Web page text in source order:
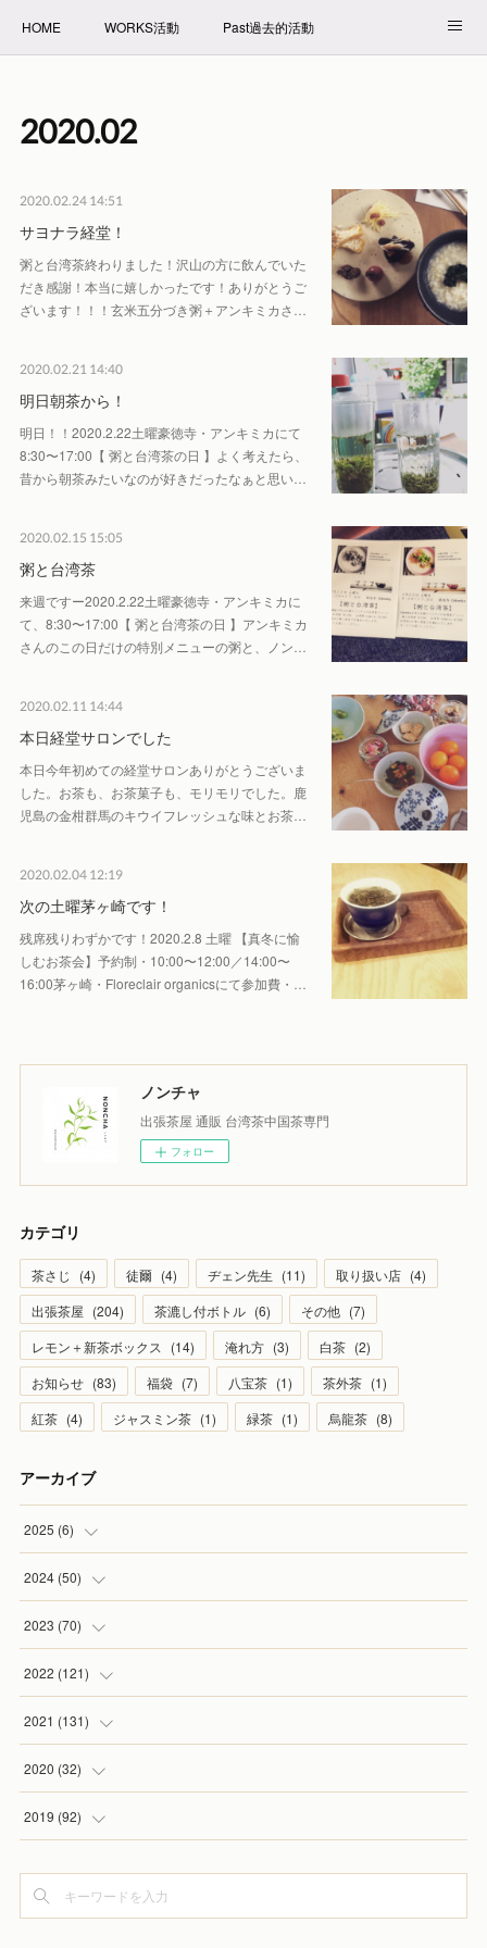
HOME WORKS活動 Past過去的活動
2020.02
2020.02.24 14:51
サヨナラ経堂！
粥と台湾茶終わりました！沢山の方に飲んでいた
だき感謝！本当に嬉しかったです！ありがとうご
ざいます！！！玄米五分づき粥＋アンキミカさ…
2020.02.21 14:40
明日朝茶から！
明日！！2020.2.22土曜豪徳寺・アンキミカにて
8:30〜17:00【 粥と台湾茶の日 】よく考えたら、
昔から朝茶みたいなのが好きだったなぁと思い…
2020.02.15 15:05
粥と台湾茶
来週ですー2020.2.22土曜豪徳寺・アンキミカに
て、8:30〜17:00【 粥と台湾茶の日 】アンキミカ
さんのこの日だけの特別メニューの粥と、ノン…
2020.02.11 14:44
本日経堂サロンでした
本日今年初めての経堂サロンありがとうございま
した。お茶も、お茶菓子も、モリモリでした。鹿
児島の金柑群馬のキウイフレッシュな味とお茶…
2020.02.04 12:19
次の土曜茅ヶ崎です！
残席残りわずかです！2020.2.8 土曜 【真冬に愉
しむお茶会】予約制・10:00〜12:00／14:00〜
16:00茅ヶ崎・Floreclair organicsにて参加費・…
ノンチャ
出張茶屋 通販 台湾茶中国茶専門
フォロー
カテゴリ
茶さじ (4) 徒爾 (4) ヂェン先生 (11) 取り扱い店 (4)
出張茶屋 (204) 茶漉し付ボトル (6) その他 (7)
レモン＋新茶ボックス
(14) 淹れ方 (3) 白茶 (2)
お知らせ (83) 福袋 (7) 八宝茶 (1) 茶外茶 (1)
紅茶 (4) ジャスミン茶 (1) 緑茶 (1) 烏龍茶 (8)
アーカイブ
2025 (6)
(1
(2
(1)
(1)
2024 (50)
(5
(4)
(5)
(7
(6)
2023 (70)
(4)
(2)
(4
(5
(6)
2022 (121)
(7)
(6
(13
(14)
2021 (131)
(8
(9
(9
2020 (32)
(1
(
2019 (92)
(